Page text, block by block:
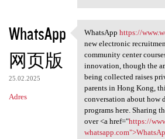
WhatsApp
网页版
25.02.2025
Adres
WhatsApp https://
WhatsApp https://
new electronic
community center
innovation, though the
being collected raises
parents in Hong Kong,
conversation about how
programs here. Sharing
over <a href="https://